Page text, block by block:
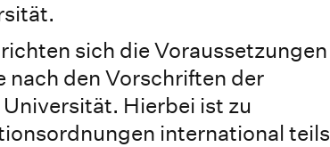
sich die Voraussetzungen
nach den Vorschriften der
Hierbei ist zu
international teils